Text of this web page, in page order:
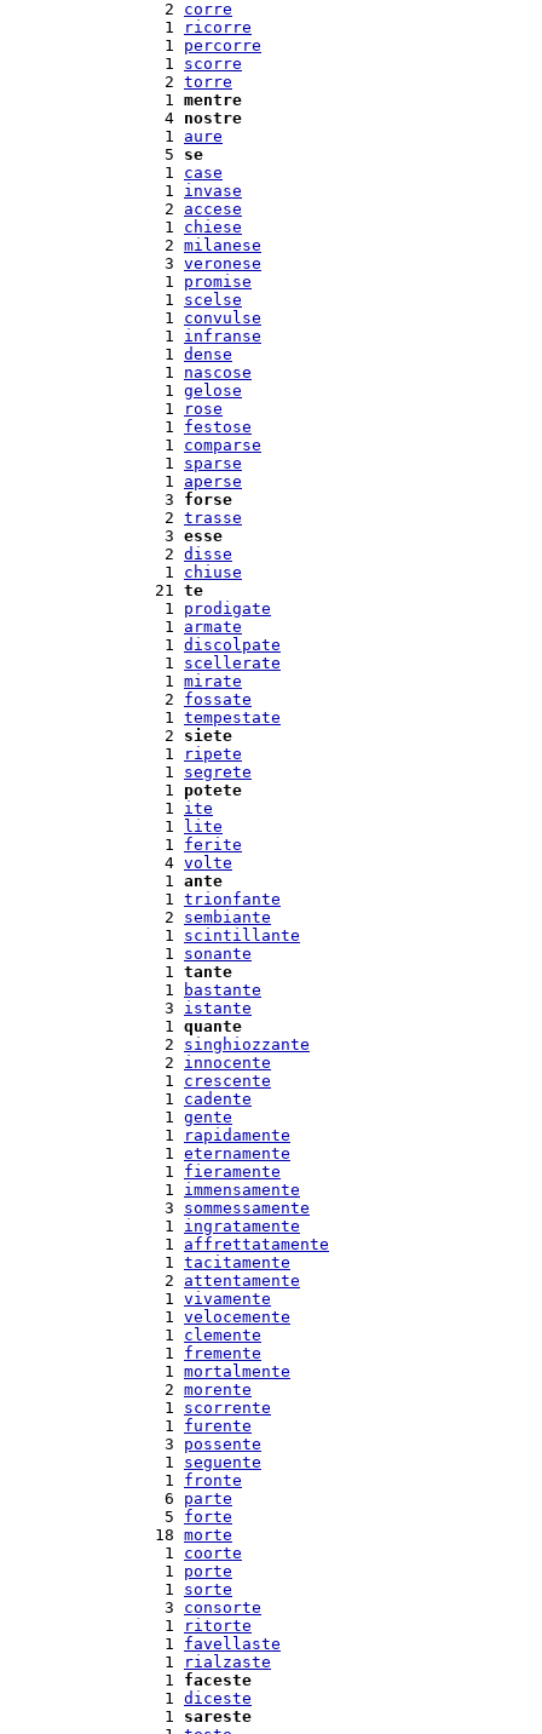
  2
corre
  1
ricorre
  1
percorre
  1
scorre
  2
torre
  1
mentre
  4
nostre
  1
aure
  5
se
  1
case
  1
invase
  2
accese
  1
chiese
  2
milanese
  3
veronese
  1
promise
  1
scelse
  1
convulse
  1
infranse
  1
dense
  1
nascose
  1
gelose
  1
rose
  1
festose
  1
comparse
  1
sparse
  1
aperse
  3
forse
  2
trasse
  3
esse
  2
disse
  1
chiuse
21 te
  1
prodigate
  1
armate
  1
discolpate
  1
scellerate
  1
mirate
  2
fossate
  1
tempestate
  2
siete
  1
ripete
  1
segrete
  1
potete
  1
ite
  1
lite
  1
ferite
  4
volte
  1
ante
  1
trionfante
  2
sembiante
  1
scintillante
  1
sonante
  1
tante
  1
bastante
  3
istante
  1
quante
  2
singhiozzante
  2
innocente
  1
crescente
  1
cadente
  1
gente
  1
rapidamente
  1
eternamente
  1
fieramente
  1
immensamente
  3
sommessamente
  1
ingratamente
  1
affrettatamente
  1
tacitamente
  2
attentamente
  1
vivamente
  1
velocemente
  1
clemente
  1
fremente
  1
mortalmente
  2
morente
  1
scorrente
  1
furente
  3
possente
  1
seguente
  1
fronte
  6
parte
  5
forte
18 morte
  1
coorte
  1
porte
  1
sorte
  3
consorte
  1
ritorte
  1
favellaste
  1
rialzaste
  1
faceste
  1
diceste
  1
sareste